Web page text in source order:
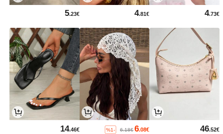
4.73€
4.81€
5.23€
46.52€
6.08€
6.18€
%1-
14.46€